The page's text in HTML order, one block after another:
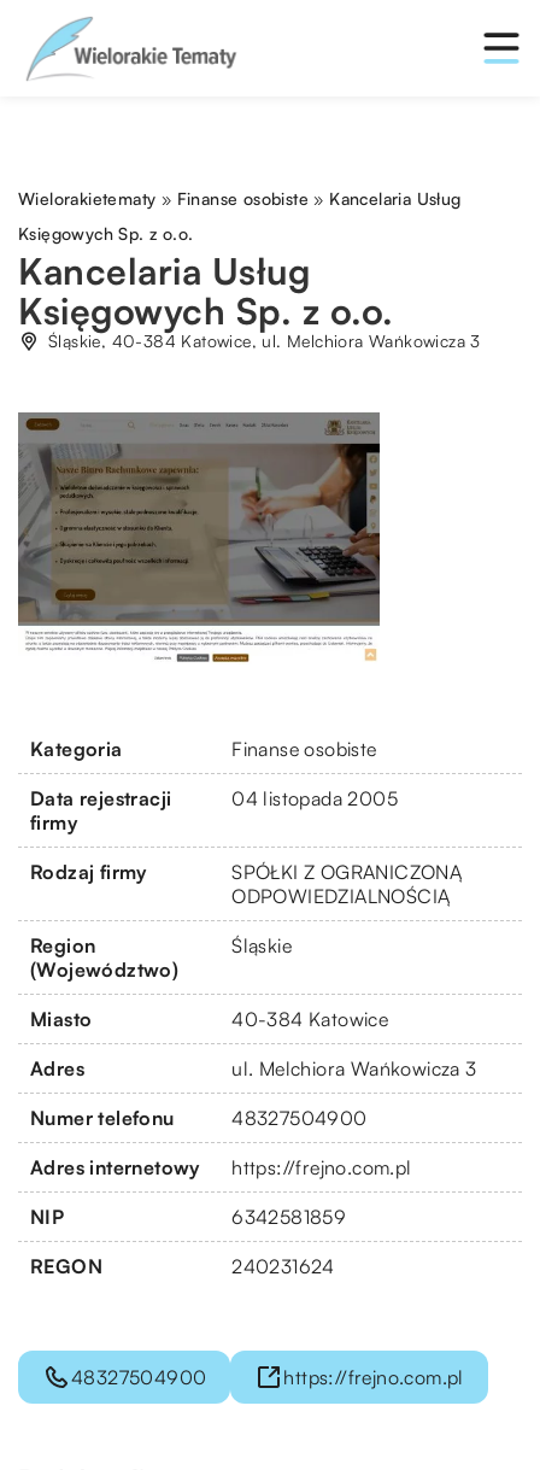
Wielorakietematy » Finanse osobiste » Kancelaria Usług
Księgowych Sp. z o.o.
Kancelaria Usług
Księgowych Sp. z o.o.
Śląskie, 40-384 Katowice, ul. Melchiora Wańkowicza 3
Kategoria Finanse osobiste
Data rejestracji
firmy
04 listopada 2005
Rodzaj firmy
SPÓŁKI Z OGRANICZONĄ
ODPOWIEDZIALNOŚCIĄ
Region
(Województwo)
Śląskie
Miasto 40-384 Katowice
Adres ul. Melchiora Wańkowicza 3
Numer telefonu 48327504900
Adres internetowy https://frejno.com.pl
NIP 6342581859
REGON 240231624
48327504900 https://frejno.com.pl